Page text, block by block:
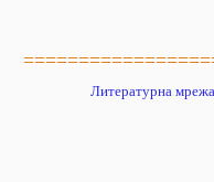
Литературна